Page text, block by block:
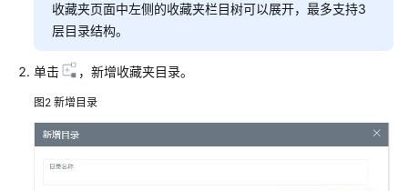
租
管
员
指
南
收藏夹页面中左侧的收藏夹栏目树可以展开，最多支持3
层目录结构。
单击 ，新增收藏夹目录。
图2 新增目录